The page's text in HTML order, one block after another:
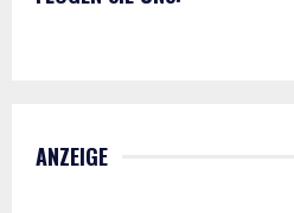
ANZEIGE